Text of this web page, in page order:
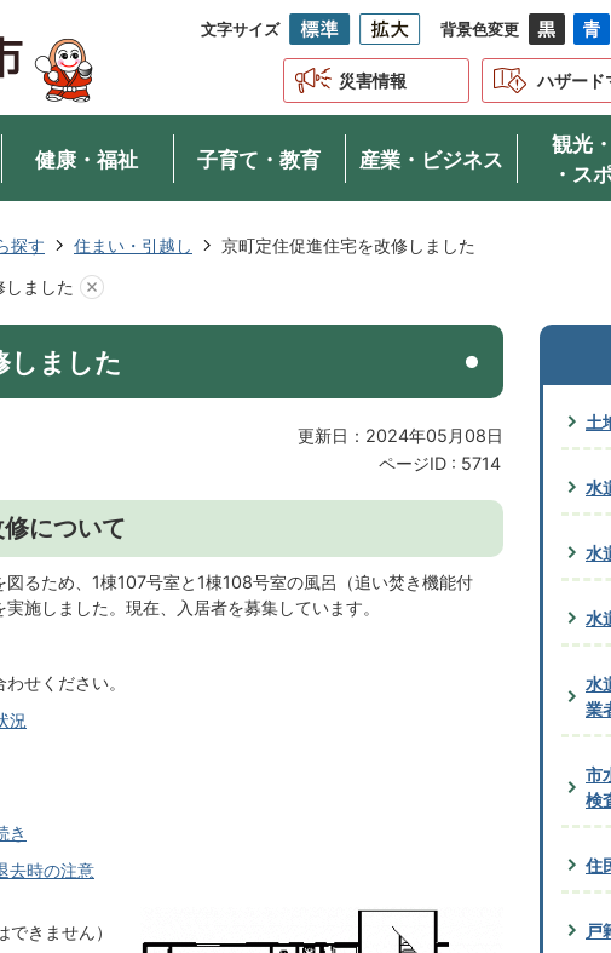
文字サイズ 背景色変更
災害情報 ハザード
健康・福祉 子育て・教育 産業・ビジネス
観光
・ス
探す 住まい・引越し
京町定住促進住宅を改修しました
ました
しました
更新日：2024年05月08日
ページID : 5714
について
るため、1棟107号室と1棟108号室の風呂（追い焚き機能付
施しました。現在、入居者を募集しています。
せください。
況
き
去時の注意
きません）
土
水
水
水
水
業
市
検
住
戸